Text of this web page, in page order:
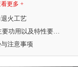
更多 +
火工艺
要功用以及特性要…
注意事项